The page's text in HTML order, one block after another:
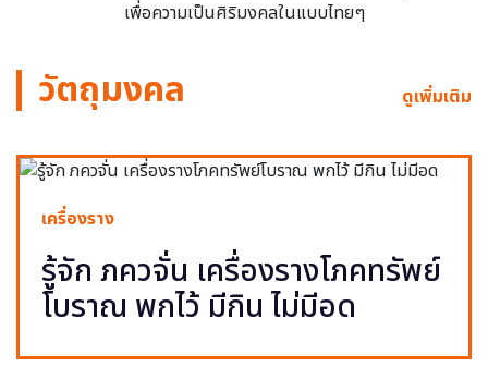
เพื่อความเป็นศิริมงคลในแบบไทยๆ
วัตถุมงคล ดูเพิ่มเติม
เครื่องราง
รู้จัก ภควจั่น เครื่องรางโภคทรัพย์
โบราณ พกไว้ มีกิน ไม่มีอด